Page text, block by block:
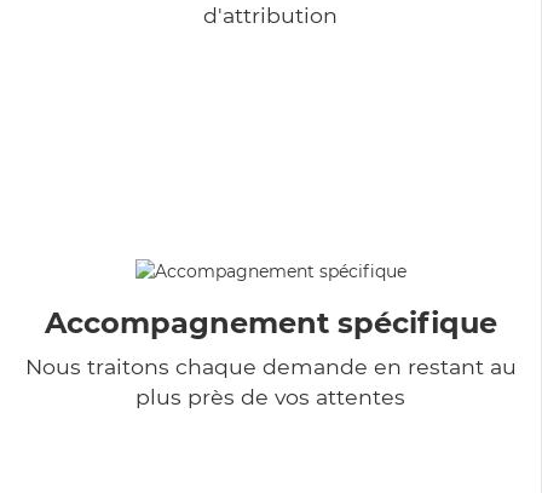
d'attribution
Accompagnement spécifique
Nous traitons chaque demande en restant au
plus près de vos attentes